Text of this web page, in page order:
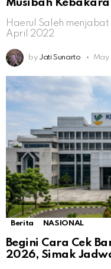
Musibah
Haerul Saleh
April 2022
by Jati Sunarto May
Berita NASIONAL
Begini Cara Cek
2026, Simak